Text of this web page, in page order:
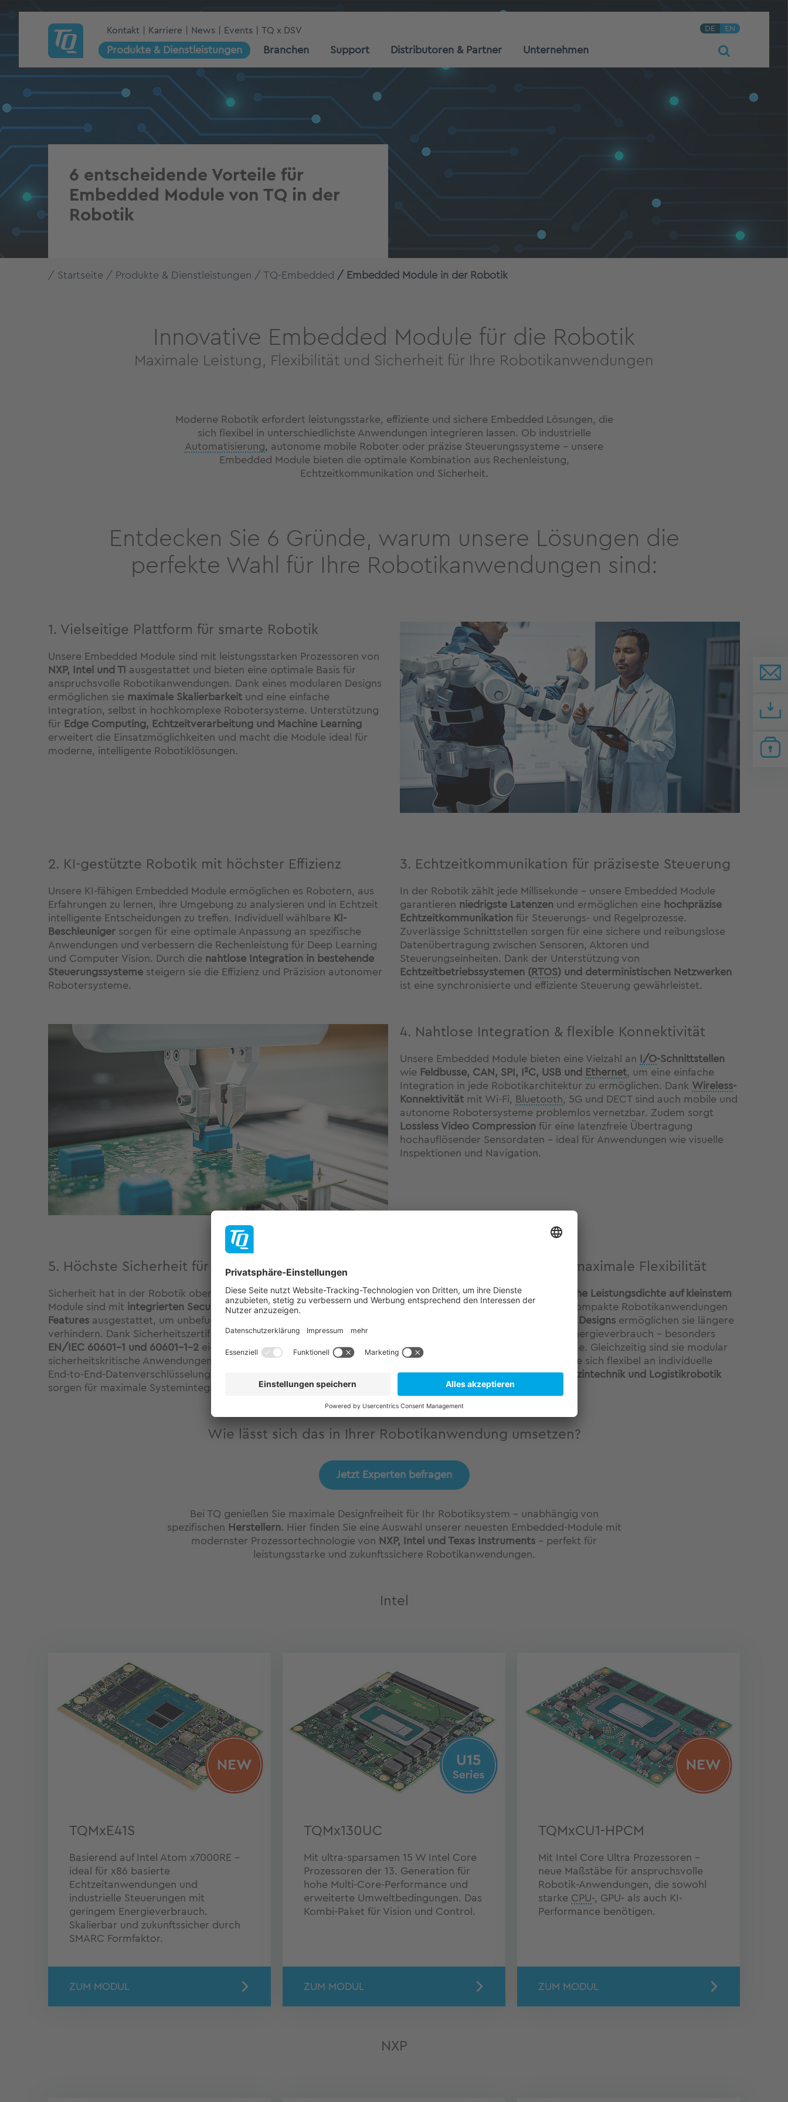
Kontakt Karriere News Events TQ x DSV DE EN
Produkte & Dienstleistungen Branchen Support Distributoren & Partner Unternehmen
6 entscheidende Vorteile für
Embedded Module von TQ in der
Robotik
Startseite Produkte & Dienstleistungen TQ-Embedded Embedded Module in der Robotik
Innovative Embedded Module für die Robotik
Maximale Leistung, Flexibilität und Sicherheit für Ihre Robotikanwendungen
Moderne Robotik erfordert leistungsstarke, effiziente und sichere Embedded Lösungen, die
sich flexibel in unterschiedlichste Anwendungen integrieren lassen. Ob industrielle
Automatisierung, autonome mobile Roboter oder präzise Steuerungssysteme – unsere
Embedded Module bieten die optimale Kombination aus Rechenleistung,
Echtzeitkommunikation und Sicherheit.
Entdecken Sie 6 Gründe, warum unsere Lösungen die
perfekte Wahl für Ihre Robotikanwendungen sind:
1. Vielseitige Plattform für smarte Robotik
Unsere Embedded Module sind mit leistungsstarken Prozessoren von
NXP, Intel und TI ausgestattet und bieten eine optimale Basis für
anspruchsvolle Robotikanwendungen. Dank eines modularen Designs
ermöglichen sie maximale Skalierbarkeit und eine einfache
Integration, selbst in hochkomplexe Robotersysteme. Unterstützung
für Edge Computing, Echtzeitverarbeitung und Machine Learning
erweitert die Einsatzmöglichkeiten und macht die Module ideal für
moderne, intelligente Robotiklösungen.
2. KI-gestützte Robotik mit höchster Effizienz
Unsere KI-fähigen Embedded Module ermöglichen es Robotern, aus
Erfahrungen zu lernen, ihre Umgebung zu analysieren und in Echtzeit
intelligente Entscheidungen zu treffen. Individuell wählbare KI-
Beschleuniger sorgen für eine optimale Anpassung an spezifische
Anwendungen und verbessern die Rechenleistung für Deep Learning
und Computer Vision. Durch die nahtlose Integration in bestehende
Steuerungssysteme steigern sie die Effizienz und Präzision autonomer
Robotersysteme.
3. Echtzeitkommunikation für präziseste Steuerung
In der Robotik zählt jede Millisekunde – unsere Embedded Module
garantieren niedrigste Latenzen und ermöglichen eine hochpräzise
Echtzeitkommunikation für Steuerungs- und Regelprozesse.
Zuverlässige Schnittstellen sorgen für eine sichere und reibungslose
Datenübertragung zwischen Sensoren, Aktoren und
Steuerungseinheiten. Dank der Unterstützung von
Echtzeitbetriebssystemen ( RTOS) und deterministischen Netzwerken
ist eine synchronisierte und effiziente Steuerung gewährleistet.
4. Nahtlose Integration & flexible Konnektivität
Unsere Embedded Module bieten eine Vielzahl an I/O-Schnittstellen
wie Feldbusse, CAN, SPI, I²C, USB und Ethernet, um eine einfache
Integration in jede Robotikarchitektur zu ermöglichen. Dank Wireless-
Konnektivität mit Wi-Fi, Bluetooth, 5G und DECT sind auch mobile und
autonome Robotersysteme problemlos vernetzbar. Zudem sorgt
Lossless Video Compression für eine latenzfreie Übertragung
hochauflösender Sensordaten – ideal für Anwendungen wie visuelle
Inspektionen und Navigation.
5. Höchste Sicherheit für industrielle Robotik
Sicherheit hat in der Robotik oberste Priorität. Unsere Embedded
Module sind mit integrierten Security-Chips und Cybersecurity-
Features ausgestattet, um unbefugten Zugriff und Manipulation zu
verhindern. Dank Sicherheitszertifizierungen nachIEC 61508, DIN
EN/IEC 60601-1 und 60601-1-2 eignen sie sich auch für
sicherheitskritische Anwendungen in der Medizintechnik und Industrie.
End-to-End-Datenverschlüsselung und ein sicheres Boot-Konzept
sorgen für maximale Systemintegrität und Schutz vor Cyberangriffen.
6. Kompakte Bauweise für maximale Flexibilität
Unsere Embedded Module bieten
hohe Leistungsdichte auf kleinstem
Raum, wodurch sie sich perfekt für kompakte Robotikanwendungen
energieeffizienten Designs ermöglichen sie längere
Betriebszeiten und reduzieren den Energieverbrauch – besonders
vorteilhaft für mobile Robotersysteme. Gleichzeitig sind sie modular
erweiterbar und skalierbar, sodass sie sich flexibel an individuelle
Anforderungen in derIndustrie, Medizintechnik und Logistikrobotik
anpassen lassen.
Wie lässt sich das in Ihrer Robotikanwendung umsetzen?
Jetzt Experten befragen
Bei TQ genießen Sie maximale Designfreiheit für Ihr Robotiksystem – unabhängig von
spezifischen Herstellern. Hier finden Sie eine Auswahl unserer neuesten Embedded-Module mit
modernster Prozessortechnologie von NXP, Intel und Texas Instruments – perfekt für
leistungsstarke und zukunftssichere Robotikanwendungen.
Intel
TQMxE41S
Basierend auf Intel Atom x7000RE –
ideal für x86 basierte
Echtzeitanwendungen und
industrielle Steuerungen mit
geringem Energieverbrauch.
Skalierbar und zukunftssicher durch
SMARC Formfaktor.
ZUM MODUL
TQMx130UC
Mit ultra-sparsamen 15 W Intel Core
Prozessoren der 13. Generation für
hohe Multi-Core-Performance und
erweiterte Umweltbedingungen. Das
Kombi-Paket für Vision und Control.
ZUM MODUL
TQMxCU1-HPCM
Mit Intel Core Ultra Prozessoren –
neue Maßstäbe für anspruchsvolle
Robotik-Anwendungen, die sowohl
starke CPU-, GPU- als auch KI-
Performance benötigen.
ZUM MODUL
NXP